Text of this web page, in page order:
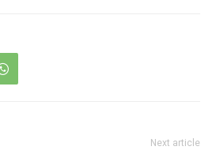
Next article